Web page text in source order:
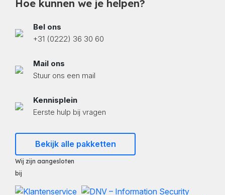
Hoe kunnen we je helpen?
Bel ons
+31 (0222) 36 30 60
Mail ons
Stuur ons een mail
Kennisplein
Eerste hulp bij vragen
Bekijk alle pakketten
Wij zijn aangesloten
bij